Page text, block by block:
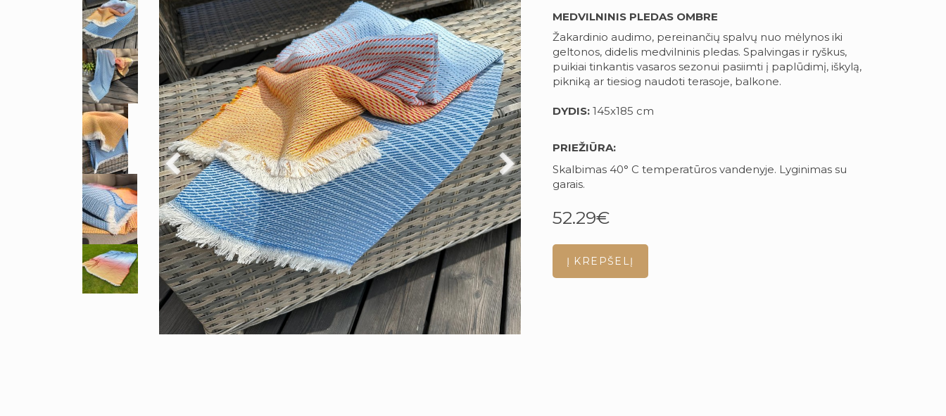
MEDVILNINIS PLEDAS OMBRE
Žakardinio audimo, pereinančių spalvų nuo mėlynos iki
geltonos, didelis medvilninis pledas. Spalvingas ir ryškus,
puikiai tinkantis vasaros sezonui pasiimti į paplūdimį, iškylą,
pikniką ar tiesiog naudoti terasoje, balkone.
DYDIS: 145x185 cm
PRIEŽIŪRA:
Skalbimas 40° C temperatūros vandenyje. Lyginimas su
garais.
52.29€